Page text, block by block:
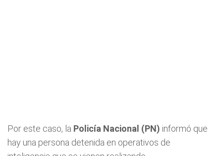
Por este caso, la Policía Nacional (PN) informó que
hay una persona detenida en operativos de